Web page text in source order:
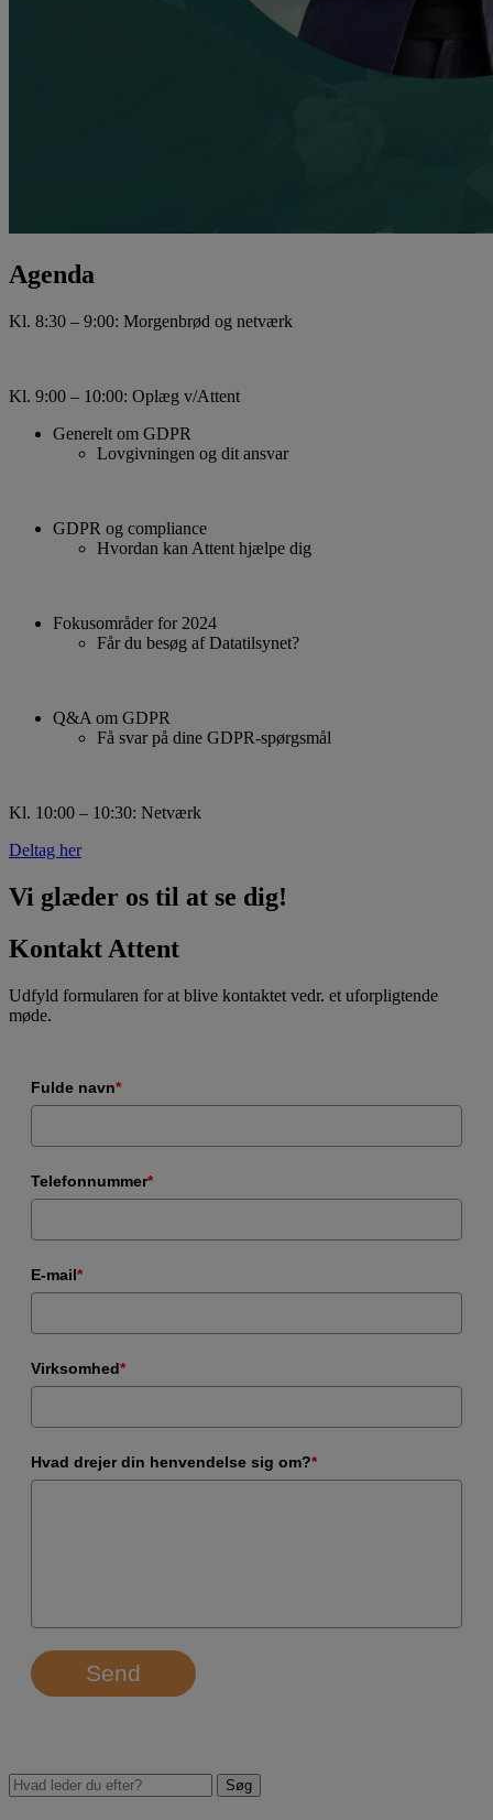
Agenda
Kl. 8:30 – 9:00: Morgenbrød og netværk
Kl. 9:00 – 10:00: Oplæg v/Attent
Generelt om GDPR
Lovgivningen og dit ansvar
GDPR og compliance
Hvordan kan Attent hjælpe dig
Fokusområder for 2024
Får du besøg af Datatilsynet?
Q&A om GDPR
Få svar på dine GDPR-spørgsmål
Kl. 10:00 – 10:30: Netværk
Deltag her
Vi glæder os til at se dig!
Kontakt Attent
Udfyld formularen for at blive kontaktet vedr. et uforpligtende
møde.
Fulde navn*
Telefonnummer*
E-mail*
Virksomhed*
Hvad drejer din henvendelse sig om?*
Send